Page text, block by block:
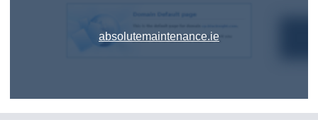
absolutemaintenance.ie